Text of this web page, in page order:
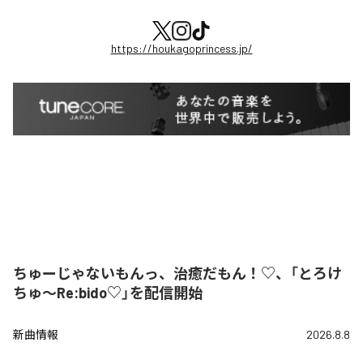
https://houkagoprincess.jp/
ちゅーじゃないもんっ、治癒だもん！♡、「とろけ
ちゅ〜Re:bido♡」を配信開始
新曲情報 2026.8.8